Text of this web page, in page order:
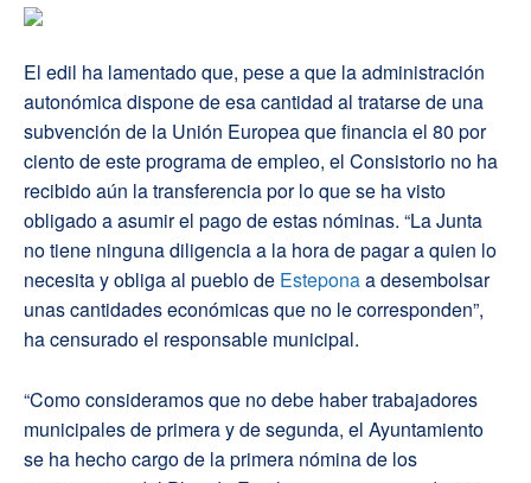
El edil ha lamentado que, pese a que la administración
autonómica dispone de esa cantidad al tratarse de una
subvención de la Unión Europea que financia el 80 por
ciento de este programa de empleo, el Consistorio no ha
recibido aún la transferencia por lo que se ha visto
obligado a asumir el pago de estas nóminas. “La Junta
no tiene ninguna diligencia a la hora de pagar a quien lo
necesita y obliga al pueblo de Esteponaa desembolsar
unas cantidades económicas que no le corresponden”,
ha censurado el responsable municipal.
“Como consideramos que no debe haber trabajadores
municipales de primera y de segunda, el Ayuntamiento
se ha hecho cargo de la primera nómina de los